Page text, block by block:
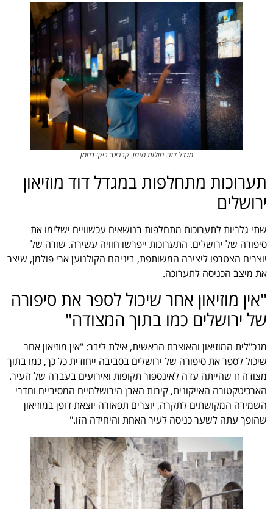
מגדל דוד. חולות הזמן. קרדיט: ריקי רחמן
תערוכות מתחלפות במגדל דוד מוזיאון
ירושלים
שתי גלריות לתערוכות מתחלפות בנושאים עכשוויים ישלימו את
סיפורה של ירושלים. התערוכות ייפרשו חוויה עשירה. שורה של
יוצרים הצטרפו ליצירה המשותפת, ביניהם הקולנוען ארי פולמן, שיצר
את מיצב הכניסה לתערוכה.
"אין מוזיאון אחר שיכול לספר את סיפורה
של ירושלים כמו בתוך המצודה"
מנכ"לית המוזיאון והאוצרת הראשית, אילת ליבר: "אין מוזיאון אחר
שיכול לספר את סיפורה של ירושלים בסביבה ייחודית כל כך, כמו בתוך
מצודה זו שהייתה עדה לאינספור תקופות ואירועים בעברה של העיר.
הארכיטקטורה האייקונית, קירות האבן הירושלמיים המסיביים וחדרי
השמירה המקושתים לתקרה, יוצרים תפאורה יוצאת דופן במוזיאון
שהופך עתה לשער כניסה לעיר האחת והיחידה הזו."